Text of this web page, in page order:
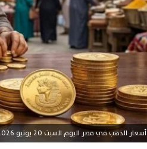
ن
ي
ا
أسعار الذهب في مصر اليوم السبت 20 يونيو 2026 المعدن الاصفر يواصل التراجع